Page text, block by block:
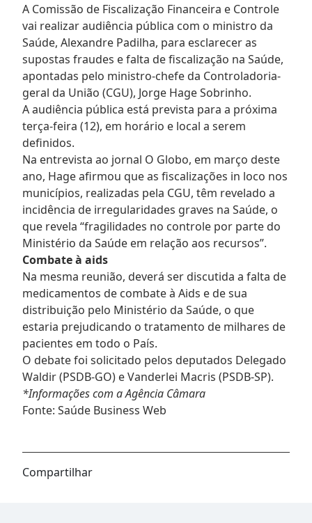
A Comissão de Fiscalização Financeira e Controle
vai realizar audiência pública com o ministro da
Saúde, Alexandre Padilha, para esclarecer as
supostas fraudes e falta de fiscalização na Saúde,
apontadas pelo ministro-chefe da Controladoria-
geral da União (CGU), Jorge Hage Sobrinho.
A audiência pública está prevista para a próxima
terça-feira (12), em horário e local a serem
definidos.
Na entrevista ao jornal O Globo, em março deste
ano, Hage afirmou que as fiscalizações in loco nos
municípios, realizadas pela CGU, têm revelado a
incidência de irregularidades graves na Saúde, o
que revela “fragilidades no controle por parte do
Ministério da Saúde em relação aos recursos”.
Combate à aids
Na mesma reunião, deverá ser discutida a falta de
medicamentos de combate à Aids e de sua
distribuição pelo Ministério da Saúde, o que
estaria prejudicando o tratamento de milhares de
pacientes em todo o País.
O debate foi solicitado pelos deputados Delegado
Waldir (PSDB-GO) e Vanderlei Macris (PSDB-SP).
*Informações com a Agência Câmara
Fonte: Saúde Business Web
Compartilhar